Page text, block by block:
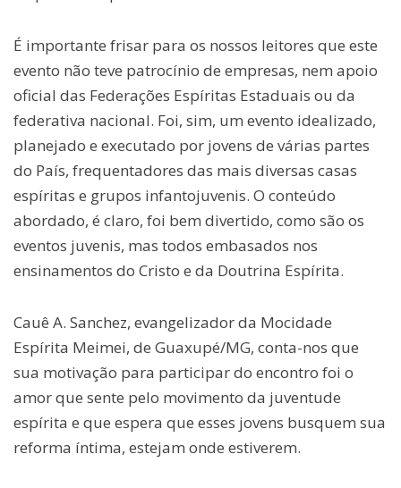
É importante frisar para os nossos leitores que este
evento não teve patrocínio de empresas, nem apoio
oficial das Federações Espíritas Estaduais ou da
federativa nacional. Foi, sim, um evento idealizado,
planejado e executado por jovens de várias partes
do País, frequentadores das mais diversas casas
espíritas e grupos infantojuvenis. O conteúdo
abordado, é claro, foi bem divertido, como são os
eventos juvenis, mas todos embasados nos
ensinamentos do Cristo e da Doutrina Espírita.
Cauê A. Sanchez, evangelizador da Mocidade
Espírita Meimei, de Guaxupé/MG, conta-nos que
sua motivação para participar do encontro foi o
amor que sente pelo movimento da juventude
espírita e que espera que esses jovens busquem sua
reforma íntima, estejam onde estiverem.